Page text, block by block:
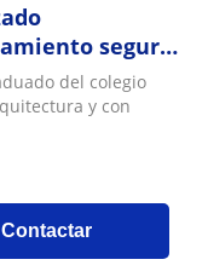
seguro
de todas las
del colegio
y con
Contactar